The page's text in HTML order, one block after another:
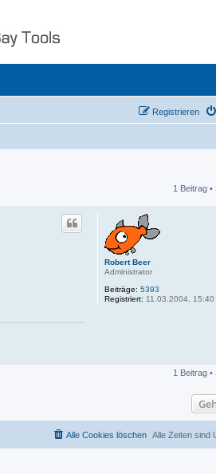
Registrieren
1 Beitrag •
Robert Beer
Administrator
Beiträge: 5393
Registriert: 11.03.2004, 15:40
1 Beitrag •
Alle Zeiten sind
Alle Cookies löschen